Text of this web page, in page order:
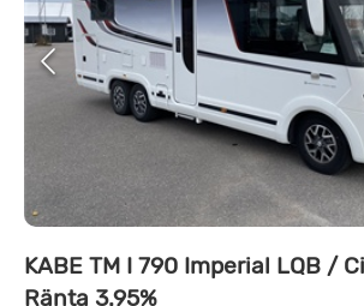
KABE TM I 790 Imperial LQB /
Ränta 3.95%